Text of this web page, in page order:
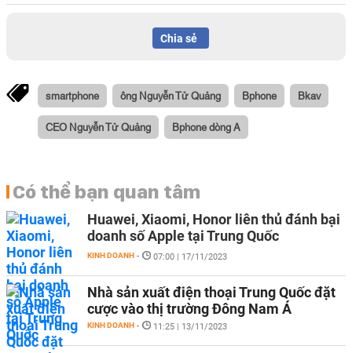
Chia sẻ
smartphone ông Nguyễn Tử Quảng Bphone Bkav
CEO Nguyễn Tử Quảng Bphone dòng A
Có thể bạn quan tâm
Huawei, Xiaomi, Honor liên thủ đánh bại
doanh số Apple tại Trung Quốc
KINH DOANH - 07:00 | 17/11/2023
Nhà sản xuất điện thoại Trung Quốc đặt
cược vào thị trường Đông Nam Á
KINH DOANH - 11:25 | 13/11/2023